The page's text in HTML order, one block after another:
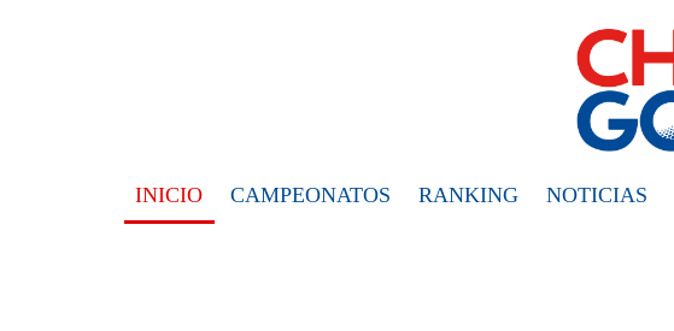
INICIO CAMPEONATOS RANKING NOTICIAS